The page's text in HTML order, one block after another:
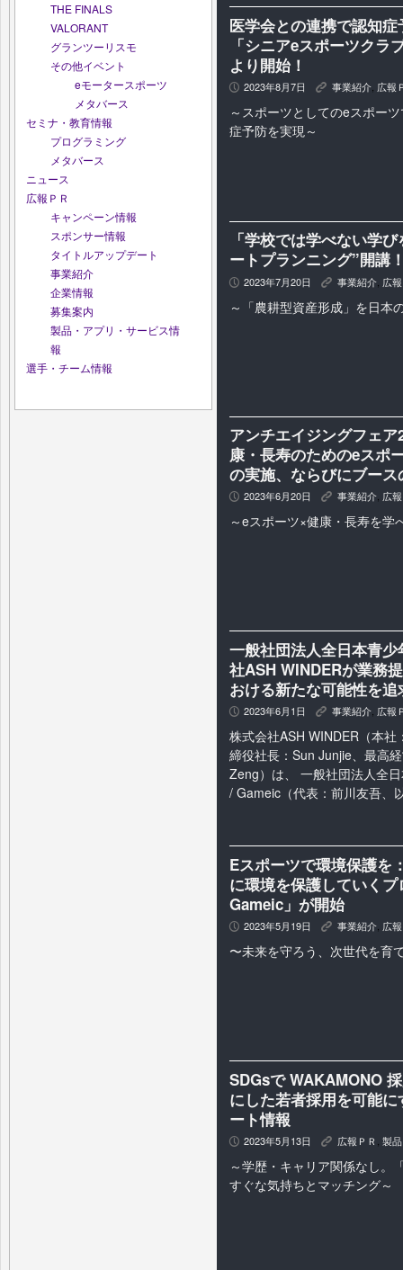
THE FINALS
VALORANT
グランツーリスモ
その他イベント
eモータースポーツ
メタバース
セミナ・教育情報
プログラミング
メタバース
ニュース
広報ＰＲ
キャンペーン情報
スポンサー情報
タイトルアップデート
事業紹介
企業情報
募集案内
製品・アプリ・サービス情
報
選手・チーム情報
医学会との連携で認知
「シニアeスポーツク
より開始！
P 2023年8月7日 K 事業紹介 広報
～スポーツとしてのeスポー
症予防を実現～
「学校では学べない学
ートプランニング”開講
P 2023年7月20日 K 事業紹介 広
～「農耕型資産形成」を日本
アンチエイジングフェ
康・長寿のためのeスポ
の実施、ならびにブー
P 2023年6月20日 K 事業紹介, 広
～eスポーツ×健康・長寿を学
⼀般社団法⼈全⽇本⻘
社ASH WINDERが業務
おける新たな可能性を追
P 2023年6月1日 K 事業紹介, 広報
株式会社ASH WINDER（本
締役社⻑：Sun Junjie、最⾼
Zeng）は、 ⼀般社団法⼈全
/ Gameic（代表：前川友吾、
Eスポーツで環境保護を
に環境を保護していく
Gameic」が開始
P 2023年5月19日 K 事業紹介 広
〜未来を守ろう、次世代を育
SDGsで WAKAMONO
にした若者採用を可能
ート情報
P 2023年5月13日 K 広報ＰＲ 製
～学歴・キャリア関係なし。
すぐな気持ちとマッチング～